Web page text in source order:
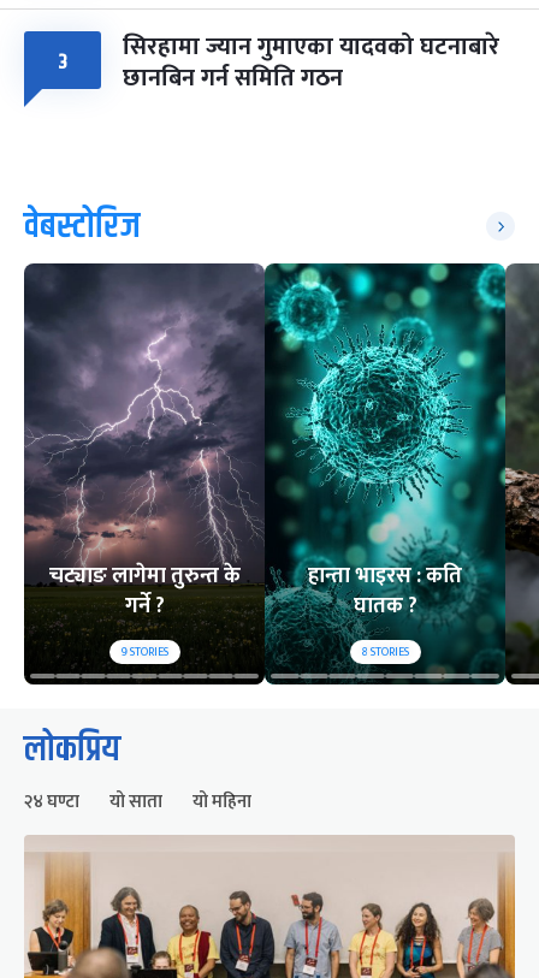
३ सिरहामा ज्यान गुमाएका यादवको घटनाबारे
छानबिन गर्न समिति गठन
वेबस्टोरिज
चट्याङ लागेमा तुरुन्त के
गर्ने ?
9STORIES
हान्ता भाइरस : कति
घातक ?
8STORIES
लोकप्रिय
२४ घण्टा यो साता यो महिना